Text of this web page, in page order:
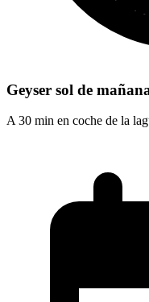
Geyser sol de
A 30 min en coche de la